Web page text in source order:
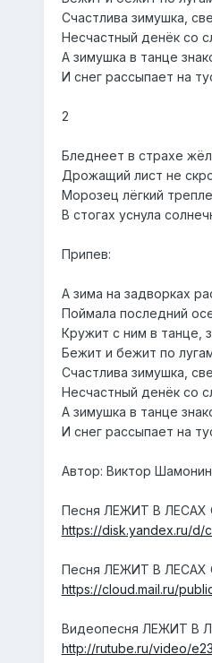
Счастлива зимушка,
Несчастный денёк со
А зимушка в танце
И снег рассыпает на
2
Бледнеет в страхе
Дрожащий лист не
Морозец лёгкий
В стогах уснула
Припев:
А зима на задворках
Поймала последний
Кружит с ним в танце,
Бежит и бежит по
Счастлива зимушка,
Несчастный денёк со
А зимушка в танце
И снег рассыпает на
Автор: Виктор
Песня ЛЕЖИТ В ЛЕСАХ
https://disk.yandex.ru/d/
Песня ЛЕЖИТ В ЛЕСАХ
https://cloud.mail.ru/
Видеопесня ЛЕЖИТ В
http://rutube.ru/video/